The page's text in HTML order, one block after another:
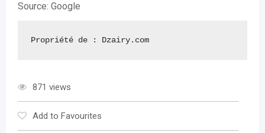
Source: Google
Propriété de : Dzairy.com
871 views
Add to Favourites